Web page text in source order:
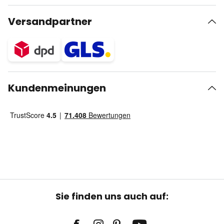
Versandpartner
Kundenmeinungen
Sie finden uns auch auf: